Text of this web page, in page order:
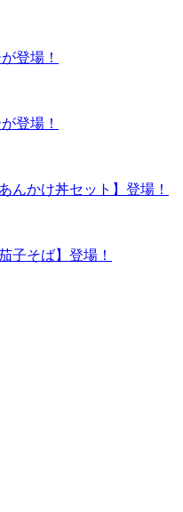
登場！
登場！
んかけ丼セット】登場！
子そば】登場！